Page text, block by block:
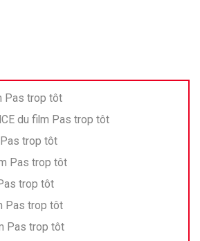
Pas trop tôt
du film Pas trop tôt
trop tôt
Pas trop tôt
trop tôt
Pas trop tôt
Pas trop tôt